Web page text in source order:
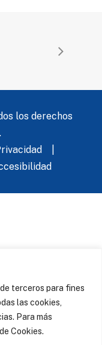
terceros para fines
las cookies,
Para más
Cookies.
los derechos